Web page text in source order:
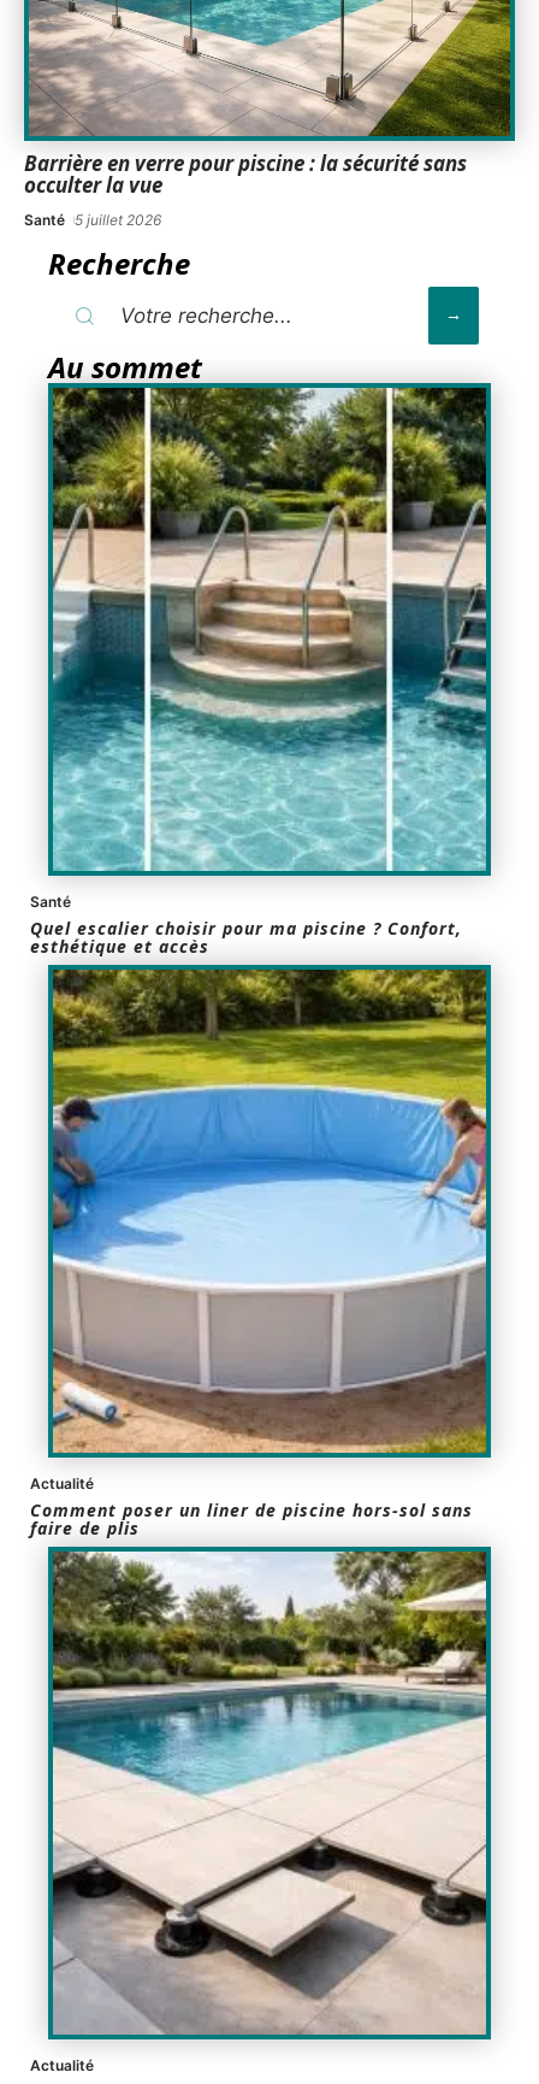
Barrière en verre pour piscine : la sécurité sans
occulter la vue
Santé 5 juillet 2026
Recherche
Au sommet
Santé
Quel escalier choisir pour ma piscine ? Confort,
esthétique et accès
Actualité
Comment poser un liner de piscine hors-sol sans
faire de plis
Actualité